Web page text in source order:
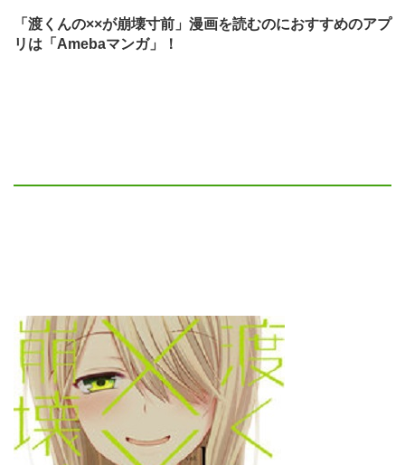
「渡くんの××が崩壊寸前」漫画を読むのにおすすめのアプ
リは「Amebaマンガ」！